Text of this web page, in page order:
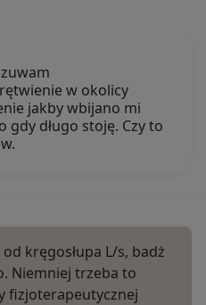
w okolicy
jakby wbijano mi
gdy długo stoję. Czy to
kręgosłupa L/s, badż
Niemniej trzeba to
fizjoterapeutycznej